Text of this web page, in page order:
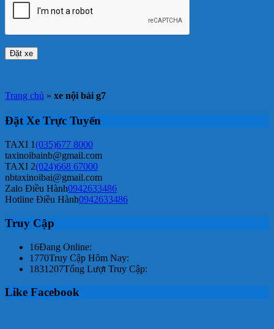
Trang chủ » xe nội bài g7
Đặt Xe Trực Tuyến
TAXI 1(035)677 8000
taxinoibainb@gmail.com
TAXI 2(024)668 67000
nbtaxinoibai@gmail.com
Zalo Điều Hành0942633486
Hotline Điều Hành0942633486
Truy Cập
16Đang Online:
1770Truy Cập Hôm Nay:
1831207Tổng Lượt Truy Cập:
Like Facebook